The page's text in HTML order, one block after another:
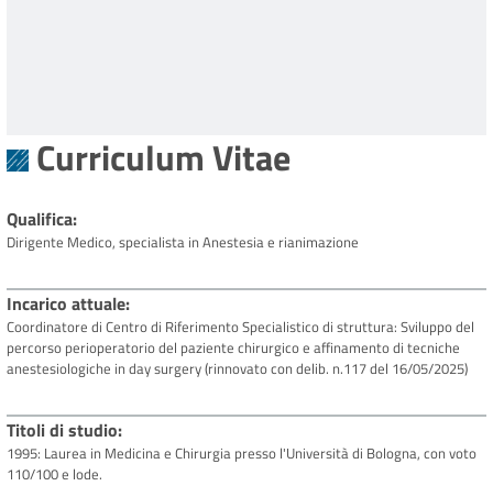
Curriculum Vitae
Qualifica
Dirigente Medico, specialista in Anestesia e rianimazione
Incarico attuale
Coordinatore di Centro di Riferimento Specialistico di struttura: Sviluppo del
percorso perioperatorio del paziente chirurgico e affinamento di tecniche
anestesiologiche in day surgery (rinnovato con delib. n.117 del 16/05/2025)
Titoli di studio
1995: Laurea in Medicina e Chirurgia presso l'Università di Bologna, con voto
110/100 e lode.